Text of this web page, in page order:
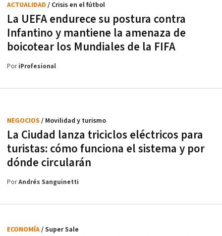
La UEFA endurece su postura contra
Infantino y mantiene la amenaza de
boicotear los Mundiales de la FIFA
ACTUALIDAD / Crisis en el fútbol
PoriProfesional
La Ciudad lanza triciclos eléctricos para
turistas: cómo funciona el sistema y por
dónde circularán
NEGOCIOS / Movilidad y turismo
PorAndrés Sanguinetti
ECONOMÍA/ Super Sale